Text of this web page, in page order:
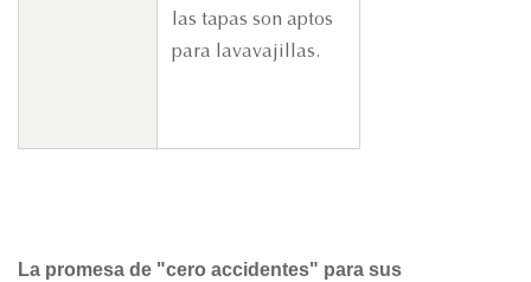
las tapas son aptos
para lavavajillas.
La promesa de "cero accidentes" para sus